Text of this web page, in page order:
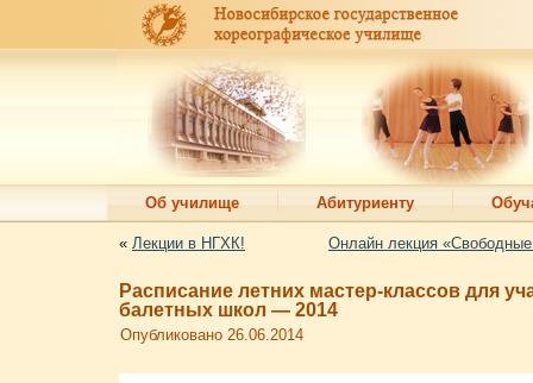
Об училище Абитуриенту
« Лекции в НГХК! Онлайн лекция
Расписание летних мастер-классов для
балетных школ — 2014
Опубликовано 26.06.2014